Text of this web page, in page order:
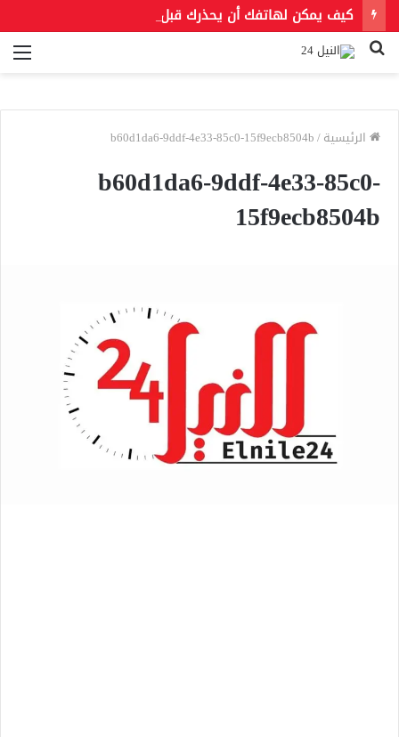
بحث
الرئيسية/
b60d1da6-9ddf-4e33-85c0-15f9ecb8504b
b60d1da6-9ddf-4e33-85c0-
15f9ecb8504b